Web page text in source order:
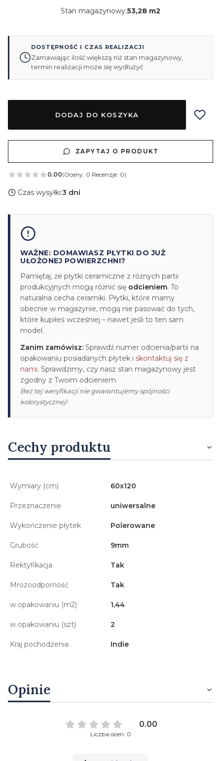
Stan magazynowy:53,28 m2
DOSTĘPNOŚĆ I CZAS REALIZACJI
Zamawiając ilość większą niż stan magazynowy,
termin realizacji może się wydłużyć
DODAJ DO KOSZYKA
ZAPYTAJ O PRODUKT
0.00(Oceny: 0 Recenzje: 0)
Czas wysyłki:3 dni
WAŻNE: DOMAWIASZ PŁYTKI DO JUŻ
UŁOŻONEJ POWIERZCHNI?
Pamiętaj, że płytki ceramiczne z różnych partii
produkcyjnych mogą różnić się odcieniem. To
naturalna cecha ceramiki. Płytki, które mamy
obecnie w magazynie, mogą nie pasować do tych,
które kupiłeś wcześniej – nawet jeśli to ten sam
model.
Zanim zamówisz: Sprawdź numer odcienia/partii na
opakowaniu posiadanych płytek i skontaktuj się z
nami. Sprawdzimy, czy nasz stan magazynowy jest
zgodny z Twoim odcieniem.
Bez tej weryfikacji nie gwarantujemy spójności
kolorystycznej!
Cechy produktu
Wymiary (cm) 60x120
Przeznaczenie uniwersalne
Wykończenie płytek Polerowane
Grubość 9mm
Rektyfikacja Tak
Mrozoodporność Tak
w opakowaniu (m2) 1,44
w opakowaniu (szt) 2
Kraj pochodzenia Indie
Opinie
0.00
Liczba ocen: 0